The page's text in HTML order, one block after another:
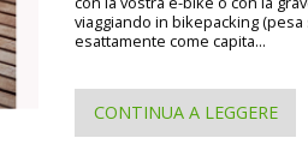
viaggiando in bikepacking (pesa
esattamente come capita...
CONTINUA A LEGGERE